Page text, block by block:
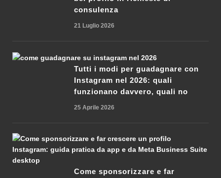
consulenza
21 Luglio 2026
Tutti i modi per guadagnare con
Instagram nel 2026: quali
funzionano davvero, quali no
25 Aprile 2026
Come sponsorizzare e far